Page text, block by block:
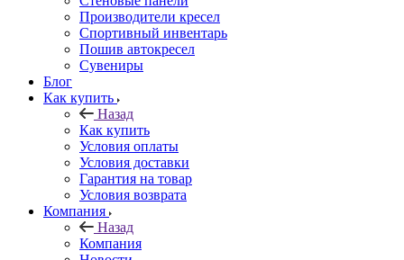
Производители кресел
Спортивный инвентарь
Пошив автокресел
Сувениры
Блог
Как купить
Назад
Как купить
Условия оплаты
Условия доставки
Гарантия на товар
Условия возврата
Компания
Назад
Компания